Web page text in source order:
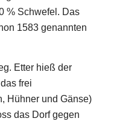
% Schwefel. Das
1583 genannten
Etter hieß der
frei
Hühner und Gänse)
das Dorf gegen